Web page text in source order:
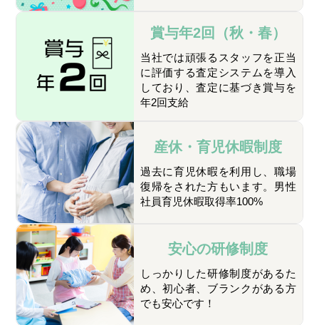
賞与年2回 （秋・春）
当社では頑張るスタッフを正当
に評価する査定システムを導入
しており、査定に基づき賞与を
年2回支給
産休・育児休暇制度
過去に育児休暇を利用し、職場
復帰をされた方もいます。男性
社員育児休暇取得率100%
安心の研修制度
しっかりした研修制度があるた
め、初心者、ブランクがある方
でも安心です！